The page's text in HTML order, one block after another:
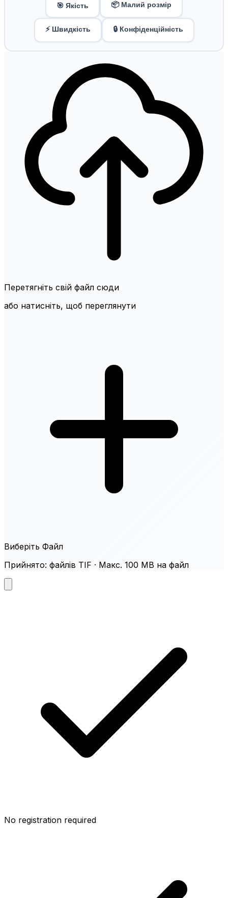
🎯 Якість 📦 Малий розмір
⚡ Швидкість 🔒 Конфіденційність
Перетягніть свій файл сюди
або натисніть, щоб переглянути
Виберіть Файл
Прийнято: файлів TIF · Макс. 100 MB на файл
No registration required